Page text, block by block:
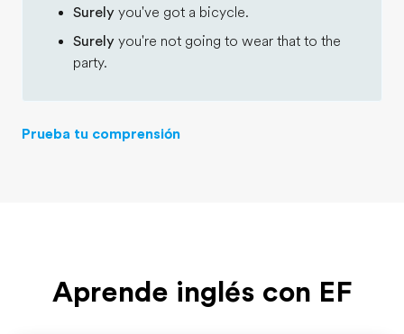
Surely you've got a bicycle.
Surely you're not going to wear that to the
party.
Prueba tu comprensión
Aprende inglés con EF